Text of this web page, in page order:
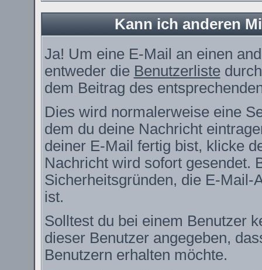
Kann ich anderen
Ja! Um eine E-Mail an einen
entweder die Benutzerliste
dem Beitrag des
Dies wird normalerweise eine
dem du deine Nachricht
deiner E-Mail fertig bist, klicke
Nachricht wird sofort gesendet.
Sicherheitsgründen, die E-Mail-
ist.
Solltest du bei einem Benutzer
dieser Benutzer angegeben,
Benutzern erhalten möchte.